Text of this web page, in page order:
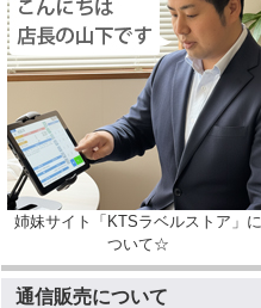
姉妹サイト「KTSラベルストア」に
ついて☆
通信販売について